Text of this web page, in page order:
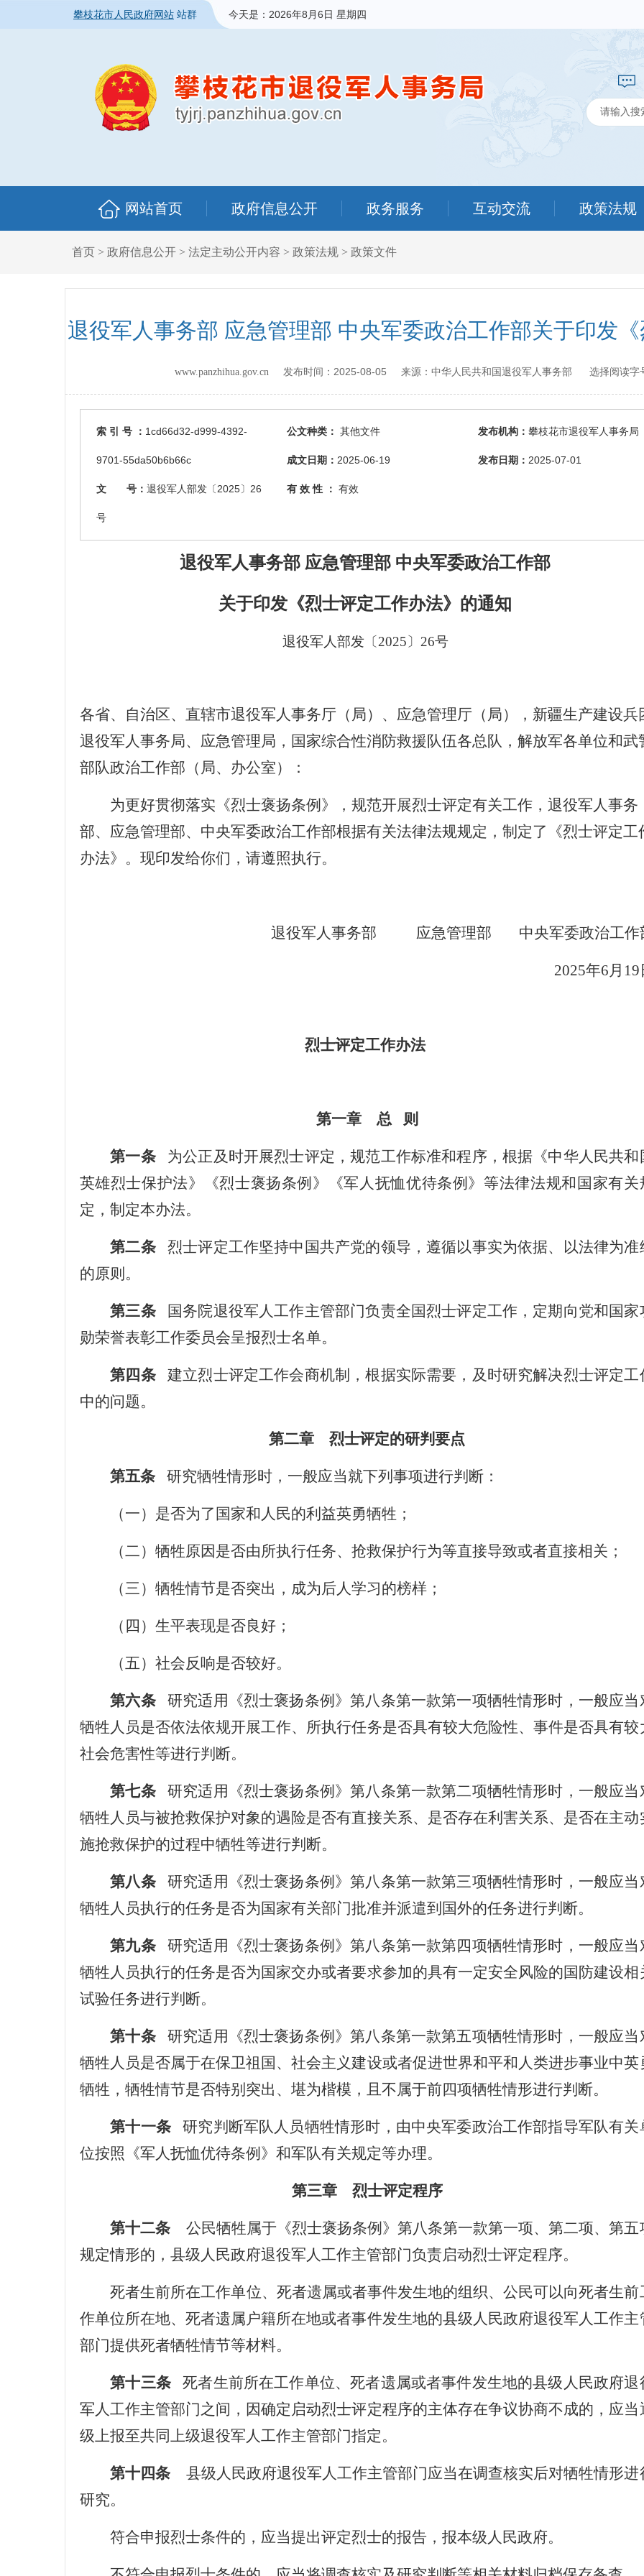
攀枝花市人民政府网站 站群 今天是： 2026年8月6日 星期四
网站首页 政府信息公开 政务服务 互动交流 政策法规
首页> 政府信息公开> 法定主动公开内容 > 政策法规> 政策文件
退役军人事务部 应急管理部 中央军委政治工作部关于印发
www.panzhihua.gov.cn 发布时间： 2025-08-05 来源： 中华人民共和国退役军人事务部 选择阅读字
索 引 号 ： 1cd66d32-d999-4392-
9701-55da50b6b66c
公文种类： 其他文件 发布机构： 攀枝花市退役军人事务局
成文日期： 2025-06-19 发布日期： 2025-07-01
文 号： 退役军人部发〔2025〕26
号
有 效 性 ： 有效
退役军人事务部 应急管理部 中央军委政治工作部
关于印发《烈士评定工作办法》的通知
退役军人部发〔2025〕26号
各省、自治区、直辖市退役军人事务厅（局）、应急管理厅（局），新疆生产建设兵
退役军人事务局、应急管理局，国家综合性消防救援队伍各总队，解放军各单位和武
部队政治工作部（局、办公室）：
为更好贯彻落实《烈士褒扬条例》，规范开展烈士评定有关工作，退役军人事务
部、应急管理部、中央军委政治工作部根据有关法律法规规定，制定了《烈士评定工
办法》。现印发给你们，请遵照执行。
退役军人事务部 应急管理部 中央军委政治工作
2025年6月19
烈士评定工作办法
第一章 总 则
第一条为公正及时开展烈士评定，规范工作标准和程序，根据《中华人民共和
英雄烈士保护法》《烈士褒扬条例》《军人抚恤优待条例》等法律法规和国家有关
定，制定本办法。
第二条烈士评定工作坚持中国共产党的领导，遵循以事实为依据、以法律为准
的原则。
第三条国务院退役军人工作主管部门负责全国烈士评定工作，定期向党和国家
勋荣誉表彰工作委员会呈报烈士名单。
第四条建立烈士评定工作会商机制，根据实际需要，及时研究解决烈士评定工
中的问题。
第二章 烈士评定的研判要点
第五条 研究牺牲情形时，一般应当就下列事项进行判断：
（一）是否为了国家和人民的利益英勇牺牲；
（二）牺牲原因是否由所执行任务、抢救保护行为等直接导致或者直接相关；
（三）牺牲情节是否突出，成为后人学习的榜样；
（四）生平表现是否良好；
（五）社会反响是否较好。
第六条研究适用《烈士褒扬条例》第八条第一款第一项牺牲情形时，一般应当
牺牲人员是否依法依规开展工作、所执行任务是否具有较大危险性、事件是否具有较
社会危害性等进行判断。
第七条研究适用《烈士褒扬条例》第八条第一款第二项牺牲情形时，一般应当
牺牲人员与被抢救保护对象的遇险是否有直接关系、是否存在利害关系、是否在主动
施抢救保护的过程中牺牲等进行判断。
第八条研究适用《烈士褒扬条例》第八条第一款第三项牺牲情形时，一般应当
牺牲人员执行的任务是否为国家有关部门批准并派遣到国外的任务进行判断。
第九条研究适用《烈士褒扬条例》第八条第一款第四项牺牲情形时，一般应当
牺牲人员执行的任务是否为国家交办或者要求参加的具有一定安全风险的国防建设相
试验任务进行判断。
第十条研究适用《烈士褒扬条例》第八条第一款第五项牺牲情形时，一般应当
牺牲人员是否属于在保卫祖国、社会主义建设或者促进世界和平和人类进步事业中英
牺牲，牺牲情节是否特别突出、堪为楷模，且不属于前四项牺牲情形进行判断。
第十一条研究判断军队人员牺牲情形时，由中央军委政治工作部指导军队有关
位按照《军人抚恤优待条例》和军队有关规定等办理。
第三章 烈士评定程序
第十二条 公民牺牲属于《烈士褒扬条例》第八条第一款第一项、第二项、第五
规定情形的，县级人民政府退役军人工作主管部门负责启动烈士评定程序。
死者生前所在工作单位、死者遗属或者事件发生地的组织、公民可以向死者生前
作单位所在地、死者遗属户籍所在地或者事件发生地的县级人民政府退役军人工作主
部门提供死者牺牲情节等材料。
第十三条死者生前所在工作单位、死者遗属或者事件发生地的县级人民政府退
军人工作主管部门之间，因确定启动烈士评定程序的主体存在争议协商不成的，应当
级上报至共同上级退役军人工作主管部门指定。
第十四条 县级人民政府退役军人工作主管部门应当在调查核实后对牺牲情形进
研究。
符合申报烈士条件的，应当提出评定烈士的报告，报本级人民政府。